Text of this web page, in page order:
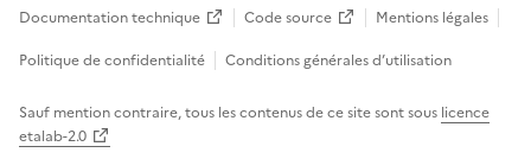
Documentation technique
Code source
Mentions légales
Politique de confidentialité
Conditions générales d’utilisation
Sauf mention contraire, tous les contenus de ce site sont sous licence
etalab-2.0